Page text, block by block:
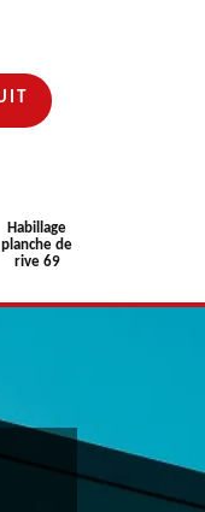
Habillage
planche de
rive 69